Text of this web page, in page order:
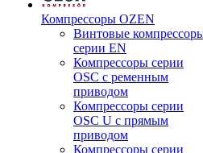
Компрессоры OZEN
Винтовые
серии EN
Компрессоры серии
OSC с ременным
приводом
Компрессоры серии
OSC U с прямым
приводом
Компрессоры серии